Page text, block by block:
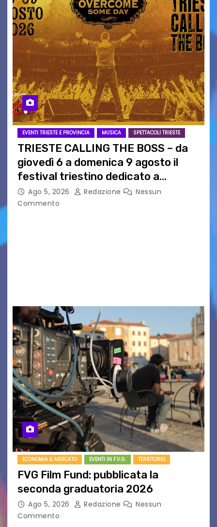
EVENTI TRIESTE E PROVINCIA MUSICA SPETTACOLI TRIESTE
TRIESTE CALLING THE BOSS – da
giovedì 6 a domenica 9 agosto il
festival triestino dedicato a
Springsteen
Ago 5, 2026 Redazione
Nessun
Commento
ECONOMIA & MERCATO EVENTI IN F.V.G. TERRITORIO
FVG Film Fund: pubblicata la
seconda graduatoria 2026
Ago 5, 2026 Redazione
Nessun
Commento